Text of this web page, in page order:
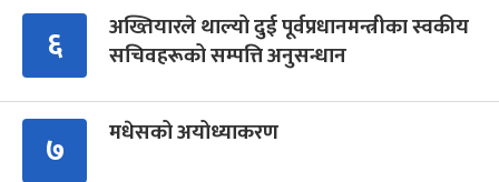
६
अख्तियारले थाल्यो दुई पूर्वप्रधानमन्त्रीका स्वकीय
सचिवहरूको सम्पत्ति अनुसन्धान
७ मधेसको अयोध्याकरण